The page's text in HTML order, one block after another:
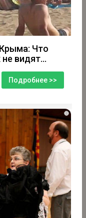
Что
видят...
Подробнее >>
i